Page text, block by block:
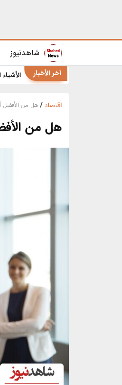
شاهدنیوز
آخر الأخبار
اقتصاد / هل من الأفضل
هل من